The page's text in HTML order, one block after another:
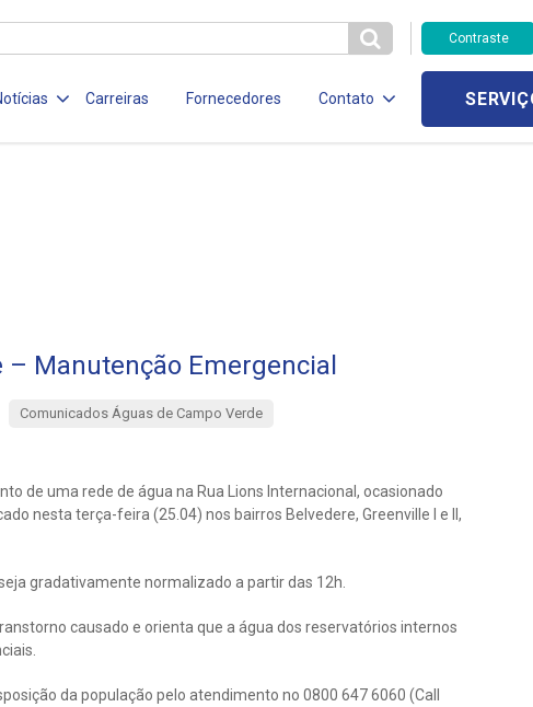
Contraste
Carreiras Fornecedores Contato
Manutenção Emergencial
Comunicados Águas de Campo Verde
de uma rede de água na Rua Lions Internacional, ocasionado
nesta terça-feira (25.04) nos bairros Belvedere, Greenville I e II,
gradativamente normalizado a partir das 12h.
causado e orienta que a água dos reservatórios internos
da população pelo atendimento no 0800 647 6060 (Call